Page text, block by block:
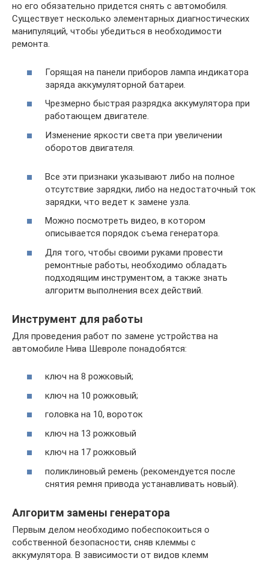
но его обязательно придется снять с автомобиля.
Существует несколько элементарных диагностических
манипуляций, чтобы убедиться в необходимости
ремонта.
Горящая на панели приборов лампа индикатора
заряда аккумуляторной батареи.
Чрезмерно быстрая разрядка аккумулятора при
работающем двигателе.
Изменение яркости света при увеличении
оборотов двигателя.
Все эти признаки указывают либо на полное
отсутствие зарядки, либо на недостаточный ток
зарядки, что ведет к замене узла.
Можно посмотреть видео, в котором
описывается порядок съема генератора.
Для того, чтобы своими руками провести
ремонтные работы, необходимо обладать
подходящим инструментом, а также знать
алгоритм выполнения всех действий.
Инструмент для работы
Для проведения работ по замене устройства на
автомобиле Нива Шевроле понадобятся:
ключ на 8 рожковый;
ключ на 10 рожковый;
головка на 10, вороток
ключ на 13 рожковый
ключ на 17 рожковый
поликлиновый ремень (рекомендуется после
снятия ремня привода устанавливать новый).
Алгоритм замены генератора
Первым делом необходимо побеспокоиться о
собственной безопасности, сняв клеммы с
аккумулятора. В зависимости от видов клемм